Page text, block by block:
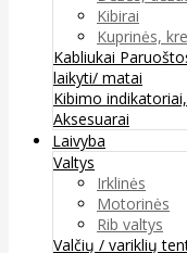
Kibirai
Kuprinės,
Kabliukai
laikyti/ matai
Kibimo
Aksesuarai
Laivyba
Valtys
Irklinės
Motorinės
Rib valtys
Valčių / variklių